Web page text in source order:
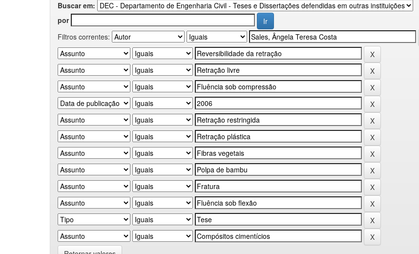
Buscar em:
por
Filtros correntes: